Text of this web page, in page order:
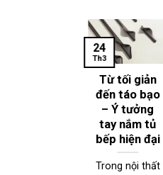
Từ tối giản
đến táo bạo
– Ý tưởng
tay nắm tủ
bếp hiện đại
Trong nội thất
24
Th3